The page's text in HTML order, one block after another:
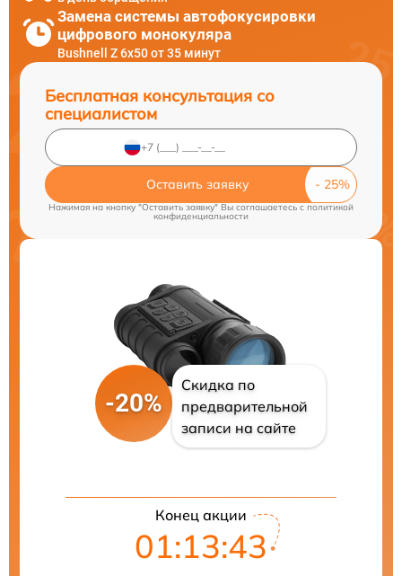
Замена системы автофокусировки
цифрового монокуляра
Bushnell Z 6x50 от 35 минут
Бесплатная консультация со
специалистом
Оставить заявку
Нажимая на кнопку "Оставить заявку" Вы соглашаетесь cполитикой
конфиденциальности
-20%
Скидка по
предварительной
записи на сайте
Конец акции
01:13:42